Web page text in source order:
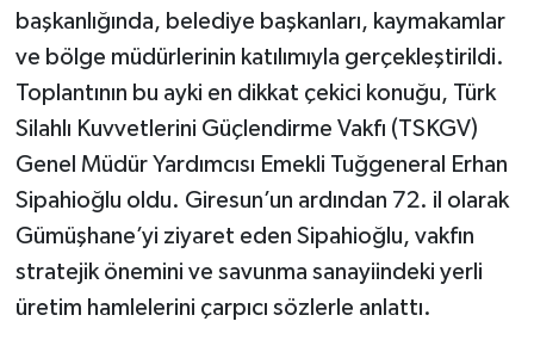
başkanlığında, belediye başkanları, kaymakamlar
ve bölge müdürlerinin katılımıyla gerçekleştirildi.
Toplantının bu ayki en dikkat çekici konuğu, Türk
Silahlı Kuvvetlerini Güçlendirme Vakfı (TSKGV)
Genel Müdür Yardımcısı Emekli Tuğgeneral Erhan
Sipahioğlu oldu. Giresun’un ardından 72. il olarak
Gümüşhane’yi ziyaret eden Sipahioğlu, vakfın
stratejik önemini ve savunma sanayiindeki yerli
üretim hamlelerini çarpıcı sözlerle anlattı.